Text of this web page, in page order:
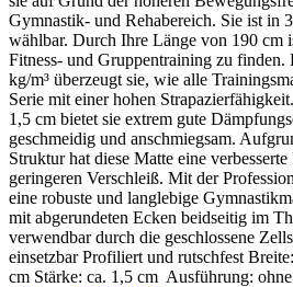
Gymnastik- und Rehabereich. Sie ist in
wählbar. Durch Ihre Länge von 190 cm
Fitness- und Gruppentraining zu
kg/m³ überzeugt sie, wie alle
Serie mit einer hohen
1,5 cm bietet sie extrem gute
geschmeidig und anschmiegsam.
Struktur hat diese Matte eine
geringeren Verschleiß. Mit der
eine robuste und langlebige
mit abgerundeten Ecken beidseitig im
verwendbar durch die geschlossene
einsetzbar Profiliert und rutschfest
cm Stärke: ca. 1,5 cm Ausführung: